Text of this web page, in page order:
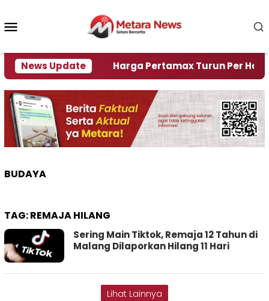
konten
News Update
Krisi Air Harga Pertamax Turun Per Hari Ini,
BUDAYA
TAG:REMAJA HILANG
Sering Main Tiktok, Remaja 12 Tahun di
Malang Dilaporkan Hilang 11 Hari
Lihat Lainnya